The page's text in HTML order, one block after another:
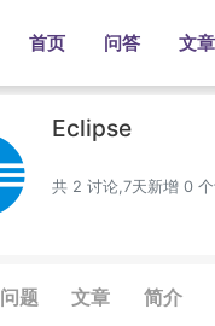
首页 问答 文章
Eclipse
共 2 讨论,7天新增 0
问题 文章 简介